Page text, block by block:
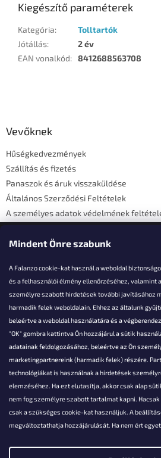
Mindent Önre szabunk
A Falanzo cookie-kat használ a weboldal
és a felhasználói élmény ellenőrzéséhez, valamint
személyre szabott hirdetések további javításához
harmadik felek weboldalain. Ehhez az általunk
beleértve a weboldal használatára és a
"OK" gombra kattintva Ön hozzájárul a sütik
adatainak feldolgozásához, beleértve az Ön
marketingpartnereink (harmadik felek) részére.
technológiákat is használnak a hirdetések
elemzéséhez. Ha ezt elutasítja, akkor csak alap
nem fog személyre szabott tartalmat kapni. Hacsak
csak a szükséges cookie-kat használjuk. A
megváltoztathatja hozzájárulását. Ha nem ért
Kiegészítő paraméterek
Kategória:
Tolltartók
Jótállás:
2 év
EAN vonalkód: 8412688563708
Vevőknek
Hűségkedvezmények
Szállítás és fizetés
Panaszok és áruk visszaküldése
Általános Szerződési Feltételek
A személyes adatok védelmének
Elérhetőségi adatok
Akarsz kérdezni valamit?
info@falanzo.hu